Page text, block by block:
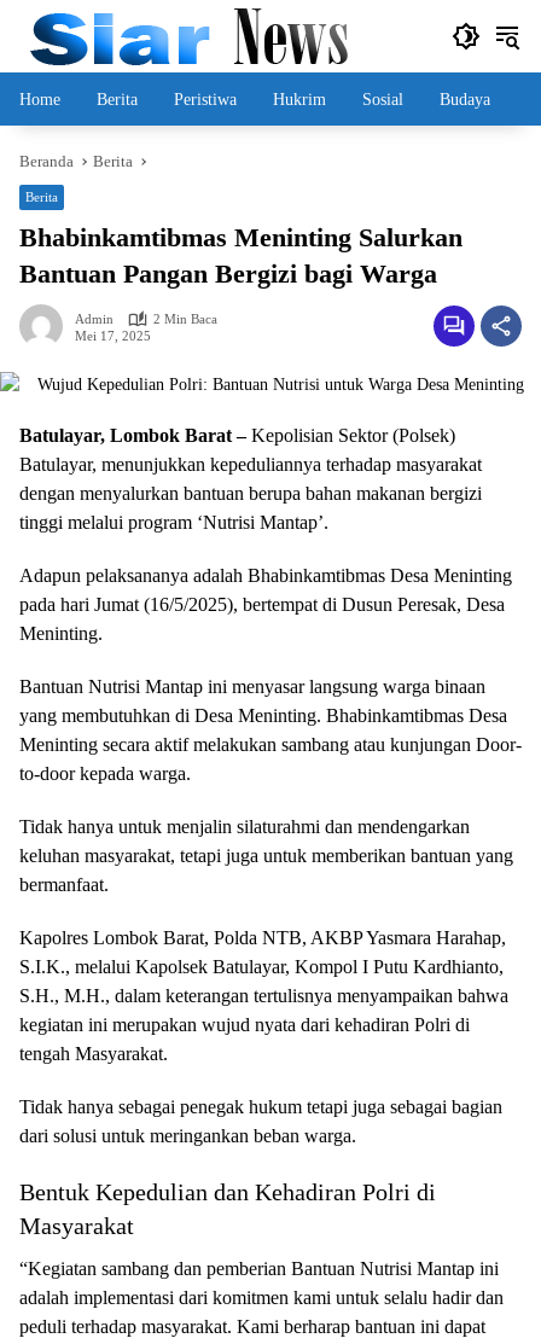
Langsung
konten
Home Berita Peristiwa Hukrim Sosial Budaya
Beranda Berita
Berita
Bhabinkamtibmas Meninting Salurkan
Bantuan Pangan Bergizi bagi Warga
Admin
2 Min Baca
Mei 17, 2025
Batulayar, Lombok Barat –Kepolisian Sektor (Polsek)
Batulayar, menunjukkan kepeduliannya terhadap masyarakat
dengan menyalurkan bantuan berupa bahan makanan bergizi
tinggi melalui program ‘Nutrisi Mantap’.
Adapun pelaksananya adalah Bhabinkamtibmas Desa Meninting
pada hari Jumat (16/5/2025), bertempat di Dusun Peresak, Desa
Meninting.
Bantuan Nutrisi Mantap ini menyasar langsung warga binaan
yang membutuhkan di Desa Meninting. Bhabinkamtibmas Desa
Meninting secara aktif melakukan sambang atau kunjungan Door-
to-door kepada warga.
Tidak hanya untuk menjalin silaturahmi dan mendengarkan
keluhan masyarakat, tetapi juga untuk memberikan bantuan yang
bermanfaat.
Kapolres Lombok Barat, Polda NTB, AKBP Yasmara Harahap,
S.I.K., melalui Kapolsek Batulayar, Kompol I Putu Kardhianto,
S.H., M.H., dalam keterangan tertulisnya menyampaikan bahwa
kegiatan ini merupakan wujud nyata dari kehadiran Polri di
tengah Masyarakat.
Tidak hanya sebagai penegak hukum tetapi juga sebagai bagian
dari solusi untuk meringankan beban warga.
Bentuk Kepedulian dan Kehadiran Polri di
Masyarakat
“Kegiatan sambang dan pemberian Bantuan Nutrisi Mantap ini
adalah implementasi dari komitmen kami untuk selalu hadir dan
peduli terhadap masyarakat. Kami berharap bantuan ini dapat